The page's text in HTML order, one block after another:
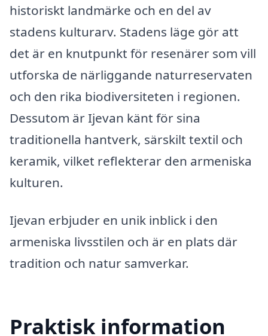
historiskt landmärke och en del av
stadens kulturarv. Stadens läge gör att
det är en knutpunkt för resenärer som vill
utforska de närliggande naturreservaten
och den rika biodiversiteten i regionen.
Dessutom är Ijevan känt för sina
traditionella hantverk, särskilt textil och
keramik, vilket reflekterar den armeniska
kulturen.
Ijevan erbjuder en unik inblick i den
armeniska livsstilen och är en plats där
tradition och natur samverkar.
Praktisk information